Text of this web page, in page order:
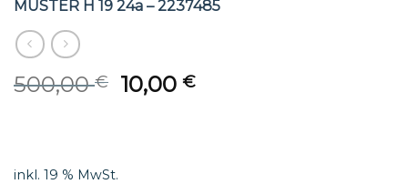
MUSTER H 19 24a – 2237485
500,00€
Original
10,00€Current
inkl. 19 % MwSt.